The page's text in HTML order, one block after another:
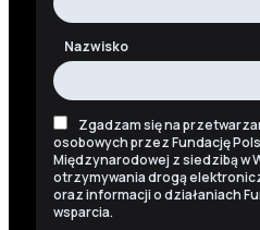
Nazwisko
Zgadzam się na
osobowych przez Fundację
Międzynarodowej z siedzibą w
otrzymywania drogą
oraz informacji o działaniach
wsparcia.